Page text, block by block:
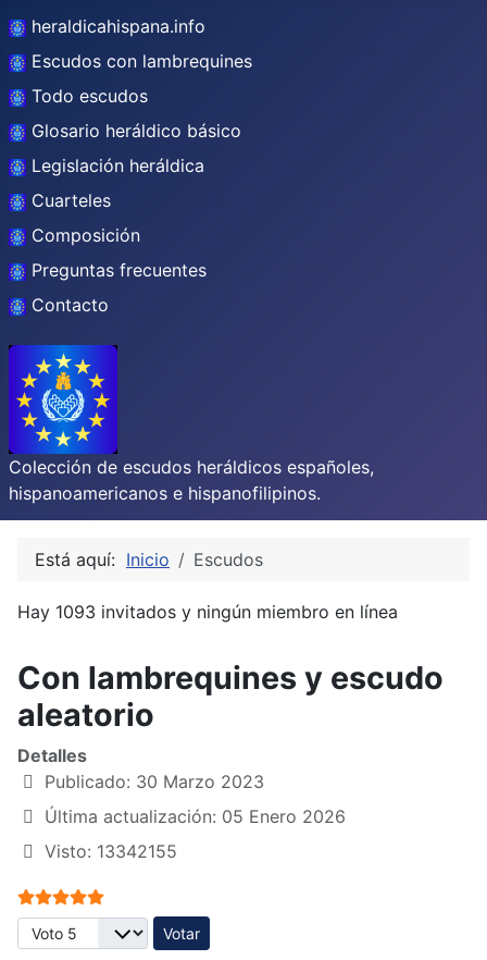
heraldicahispana.info
Escudos con lambrequines
Todo escudos
Glosario heráldico básico
Legislación heráldica
Cuarteles
Composición
Preguntas frecuentes
Contacto
Colección de escudos heráldicos españoles,
hispanoamericanos e hispanofilipinos.
Está aquí: Inicio Escudos
Hay 1093 invitados y ningún miembro en línea
Con lambrequines y escudo
aleatorio
Detalles
Publicado: 30 Marzo 2023
Última actualización: 05 Enero 2026
Visto: 13342155
Ratio:5/5
Por favor, vote